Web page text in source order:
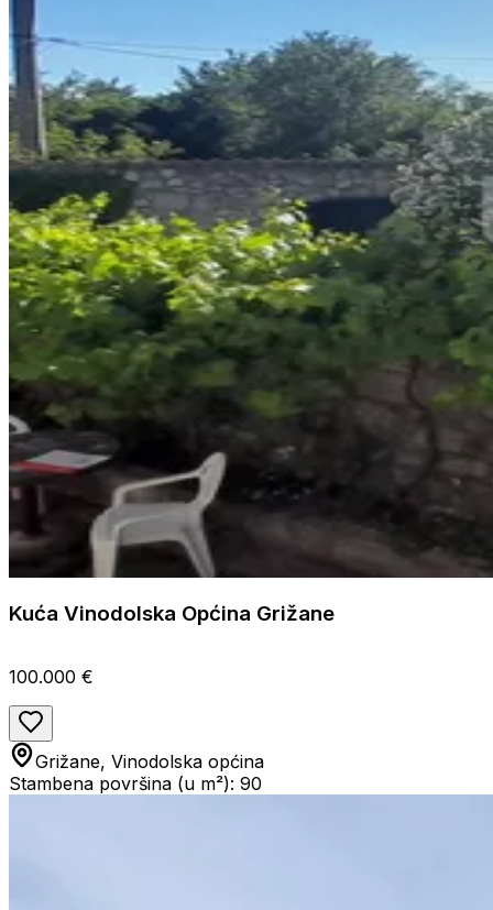
Kuća Vinodolska Općina Grižane
100.000 €
Grižane, Vinodolska općina
Stambena površina (u m²): 90